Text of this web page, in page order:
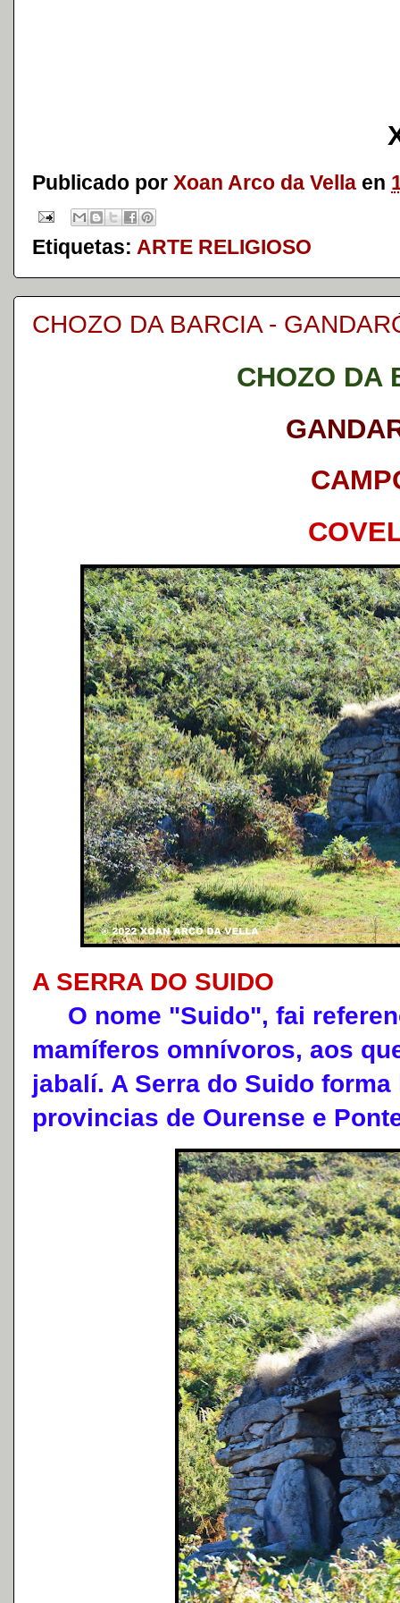
Publicado por Xoan Arco da Vella en
Etiquetas: ARTE RELIGIOSO
CHOZO DA BARCIA -
CHOZO DA
A SERRA DO SUIDO
O nome "Suido", fai
mamíferos omnívoros, aos
jabalí. A Serra do Suido
provincias de Ourense e